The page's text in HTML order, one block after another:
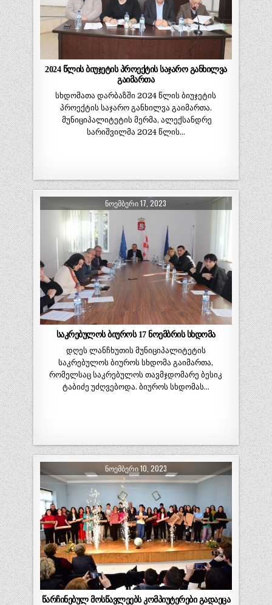
2024 წლის ბიუჯეტის პროექტის საჯარო განხილვა
გაიმართა
სხდომათა დარბაზში 2024 წლის ბიუჯეტის
პროექტის საჯარო განხილვა გაიმართა.
მუნიციპალიტეტის მერმა, ალექსანდრე
სარიშვილმა 2024 წლის…
ᲜᲝᲔᲛᲑᲔᲠᲘ 17, 2023
საკრებულოს ბიუროს 17 ნოემბრის სხდომა
დღეს ლანჩხუთის მუნიციპალიტეტის
საკრებულოს ბიუროს სხდომა გაიმართა,
რომელსაც საკრებულოს თავმჯდომარე ბესიკ
ტაბიძე უძღვებოდა. ბიუროს სხდომას…
ᲜᲝᲔᲛᲑᲔᲠᲘ 10, 2023
წარჩინებულ მოსწავლეებს კომპიუტერები გადაეცა